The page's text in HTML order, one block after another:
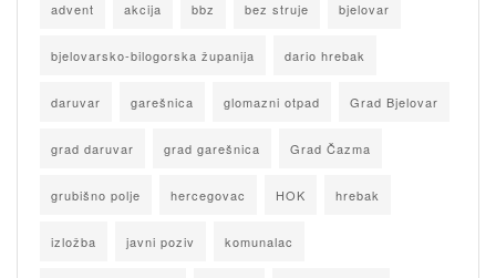
advent akcija bbz bez struje bjelovar
bjelovarsko-bilogorska županija dario hrebak
daruvar garešnica glomazni otpad Grad Bjelovar
grad daruvar grad garešnica Grad Čazma
grubišno polje hercegovac HOK hrebak
izložba javni poziv komunalac